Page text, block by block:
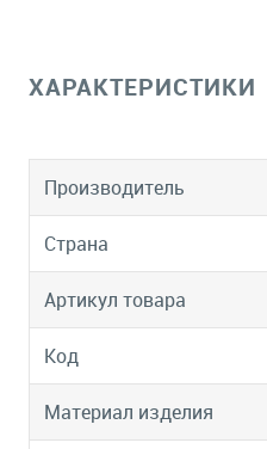
ХАРАКТЕРИСТИКИ
Производитель
Страна
Артикул товара
Код
Материал изделия